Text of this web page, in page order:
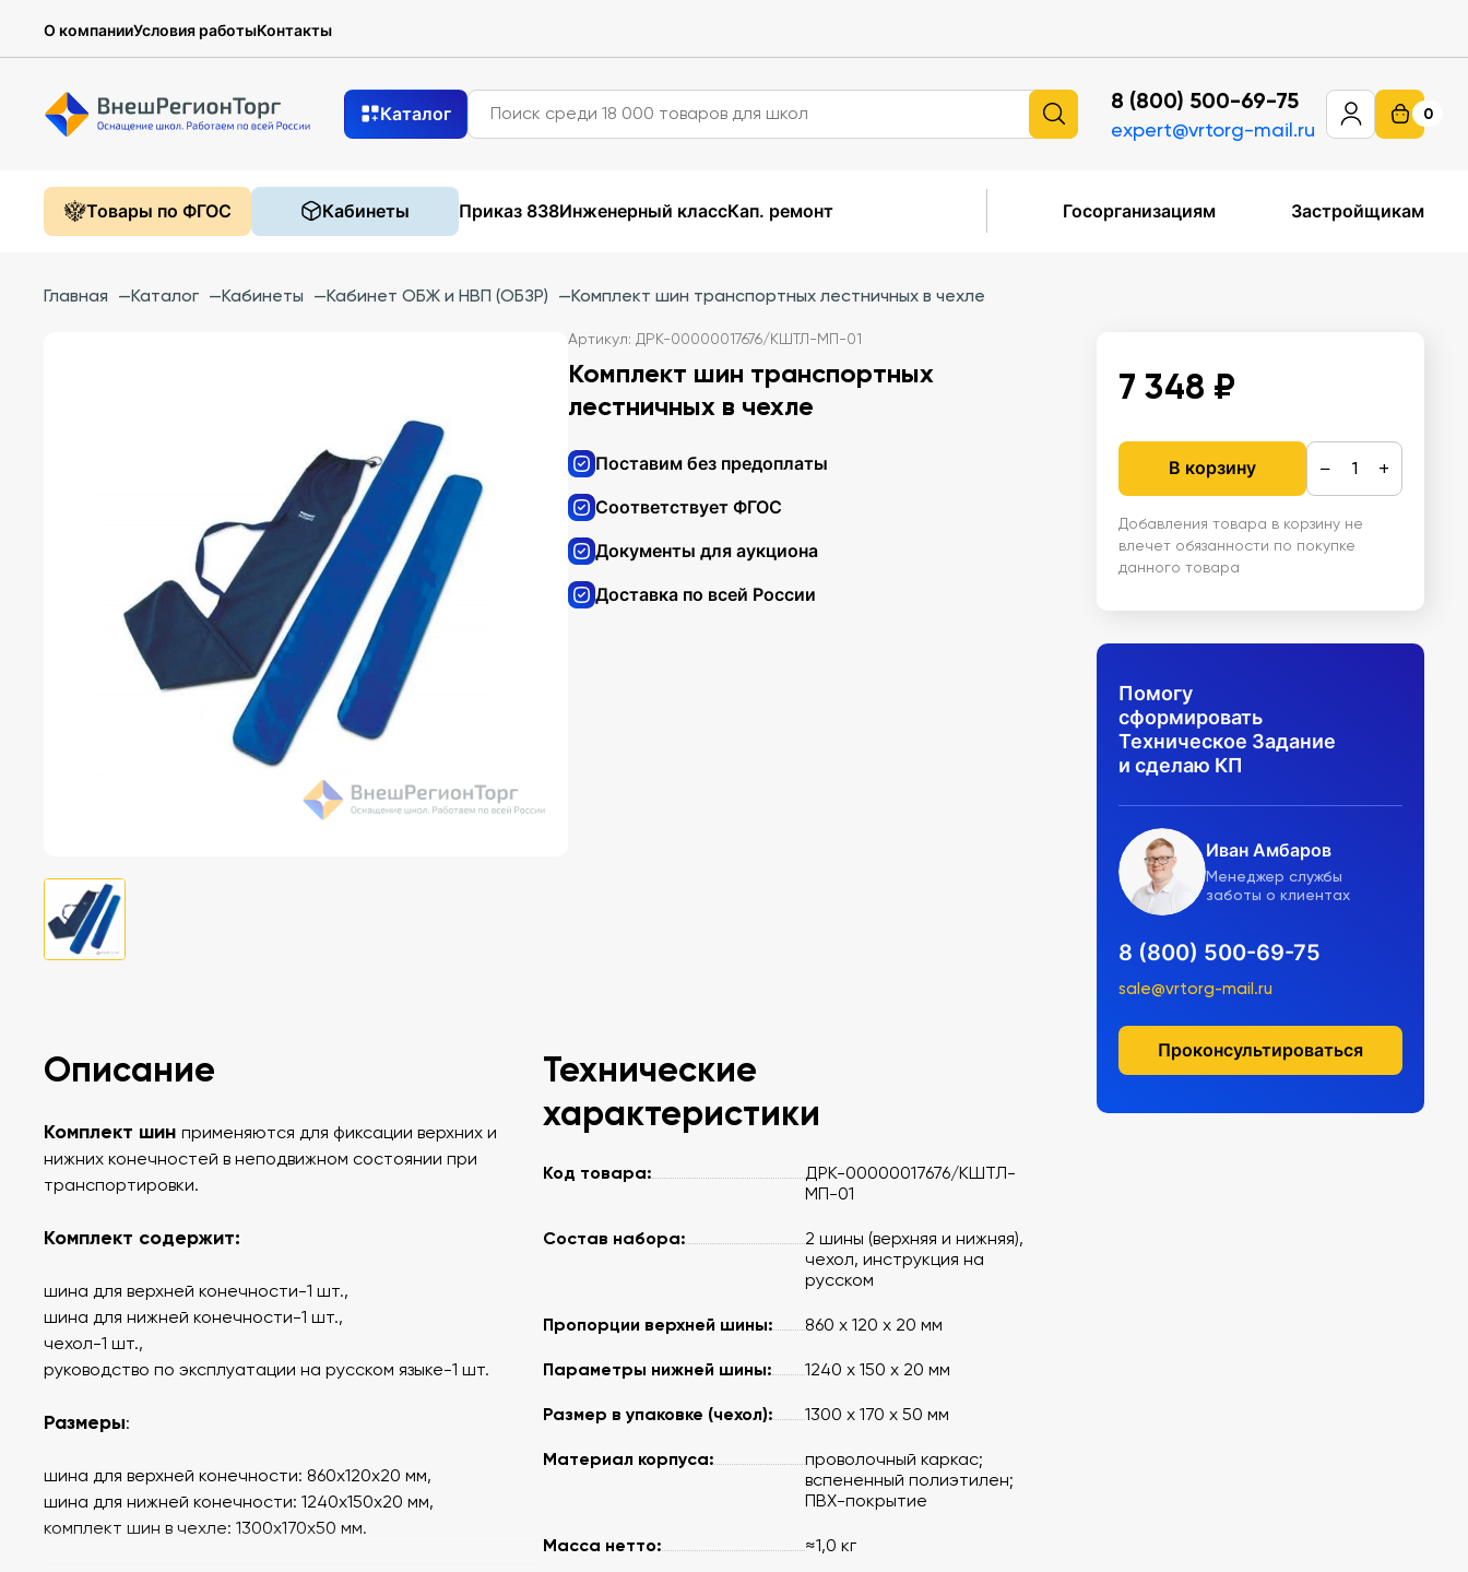
О компанииУсловия работыКонтакты
Каталог 8 (800) 500-69-75
expert@vrtorg-mail.ru
0
Товары по ФГОС Кабинеты Приказ 838Инженерный классКап. ремонт Госорганизациям Застройщикам
Главная —Каталог —Кабинеты —Кабинет ОБЖ и НВП (ОБЗР) —Комплект шин транспортных лестничных в чехле
Артикул: ДРК-00000017676/КШТЛ-МП-01
Комплект шин транспортных
лестничных в чехле
Поставим без предоплаты
Соответствует ФГОС
Документы для аукциона
Доставка по всей России
7 348 ₽
В корзину − +
Добавления товара в корзину не
влечет обязанности по покупке
данного товара
Помогу
сформировать
Техническое Задание
и сделаю КП
Иван Амбаров
Менеджер службы
заботы о клиентах
8 (800) 500-69-75
sale@vrtorg-mail.ru
Проконсультироваться
Описание
Комплект шин применяются для фиксации верхних и
нижних конечностей в неподвижном состоянии при
транспортировки.
Комплект содержит:
шина для верхней конечности-1 шт.,
шина для нижней конечности-1 шт.,
чехол-1 шт.,
руководство по эксплуатации на русском языке-1 шт.
Размеры:
шина для верхней конечности: 860х120х20 мм,
шина для нижней конечности: 1240х150х20 мм,
комплект шин в чехле: 1300х170х50 мм.
Технические
характеристики
Код товара:
ДРК-00000017676/КШТЛ-
МП-01
Состав набора:
2 шины (верхняя и нижняя),
чехол, инструкция на
русском
Пропорции верхней шины: 860 х 120 х 20 мм
Параметры нижней шины: 1240 х 150 х 20 мм
Размер в упаковке (чехол): 1300 х 170 х 50 мм
Материал корпуса:
проволочный каркас;
вспененный полиэтилен;
ПВХ-покрытие
Масса нетто: ≈1,0 кг